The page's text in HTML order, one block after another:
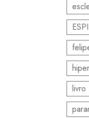
livro